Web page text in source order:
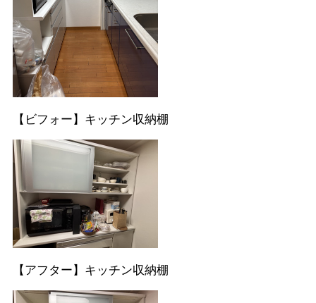
【ビフォー】キッチン収納棚
【アフター】キッチン収納棚